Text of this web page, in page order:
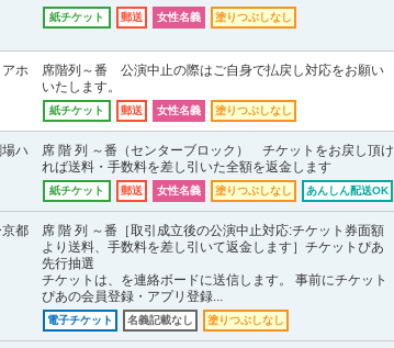
紙チケット 郵送 女性名義 塗りつぶしなし
ホ
席階列～番 公演中止の際はご自身で払戻し対応をお願い
いたします。
紙チケット 郵送 女性名義 塗りつぶしなし
場ハ
席 階 列 ～番（センターブロック） チケットをお戻し頂け
れば送料・手数料を差し引いた全額を返金します
紙チケット 郵送 女性名義 塗りつぶしなし あんしん配送OK
京都
席 階 列 ～番［取引成立後の公演中止対応:チケット券面額
より送料、手数料を差し引いて返金します］チケットぴあ
先行抽選
チケットは、を連絡ボードに送信します。 事前にチケット
ぴあの会員登録・アプリ登録...
電子チケット 名義記載なし 塗りつぶしなし